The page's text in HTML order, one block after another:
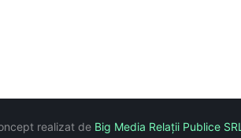
realizat de Big Media Relații Publice SRL